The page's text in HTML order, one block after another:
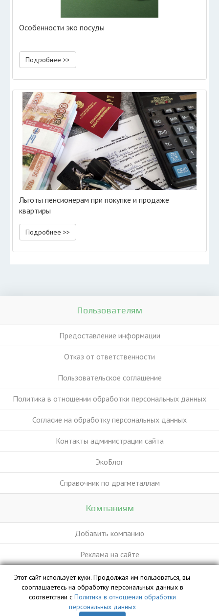
Особенности эко посуды
Подробнее >>
Льготы пенсионерам при покупке и продаже
квартиры
Подробнее >>
Пользователям
Предоставление информации
Отказ от ответственности
Пользовательское соглашение
Политика в отношении обработки персональных данных
Согласие на обработку персональных данных
Контакты администрации сайта
ЭкоБлог
Справочник по драгметаллам
Компаниям
Добавить компанию
Реклама на сайте
База данных сайта vyvoz.org является интеллектуальной
собственностью ООО «Профит» и охраняется законом.
Этот сайт использует куки. Продолжая им пользоваться, вы
сооглашаетесь на обработку персональных данных в
соответствии с Политика в отношении обработки
персональных данных